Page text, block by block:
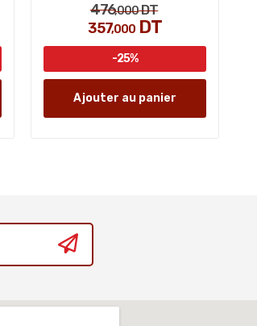
476,000DT
357,000 DT
-25%
Ajouter au panier